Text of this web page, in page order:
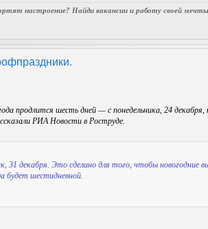
настроение? Найди вакансии и работу своей
продлится шесть дней — с понедельника, 24 декабря,
РИА Новости в Роструде.
31 декабря. Это сделано для того, чтобы новогодние
будет шестидневной.